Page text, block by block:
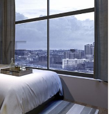
g
a
i
o
n